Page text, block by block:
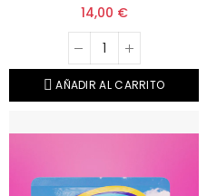
14,00 €
AÑADIR AL CARRITO